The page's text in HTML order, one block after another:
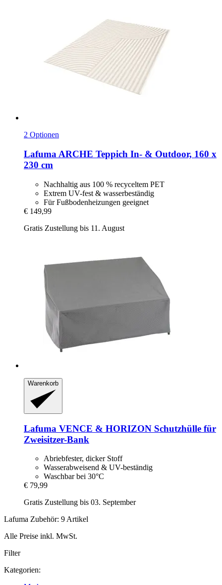
2 Optionen
Lafuma ARCHE Teppich In-​ & Outdoor, 160 x
230 cm
Nachhaltig aus 100 % recyceltem PET
Extrem UV-fest & wasserbeständig
Für Fußbodenheizungen geeignet
€ 149,99
Gratis Zustellung bis 11. August
Warenkorb
Lafuma VENCE & HORIZON Schutzhülle für
Zweisitzer-​Bank
Abriebfester, dicker Stoff
Wasserabweisend & UV-beständig
Waschbar bei 30°C
€ 79,99
Gratis Zustellung bis 03. September
Lafuma Zubehör: 9 Artikel
Alle Preise inkl. MwSt.
Filter
Kategorien: